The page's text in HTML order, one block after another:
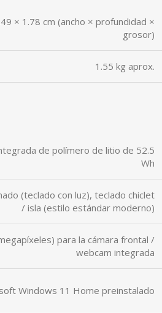
× 1.78 cm (ancho × profundidad ×
grosor)
1.55 kg aprox.
de polímero de litio de 52.5
Wh
(teclado con luz), teclado chiclet
/ isla (estilo estándar moderno)
para la cámara frontal /
webcam integrada
Windows 11 Home preinstalado